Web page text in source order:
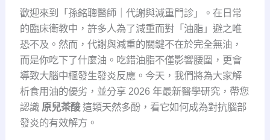
歡迎來到「孫銘聰醫師｜代謝與減重門診」。在日常
的臨床衛教中，許多人為了減重而對「油脂」避之唯
恐不及。然而，代謝與減重的關鍵不在於完全無油，
而是你吃下了什麼油。吃錯油脂不僅影響腰圍，更會
導致大腦中樞發生發炎反應。今天，我們將為大家解
析食用油的優劣，並分享 2026 年最新醫學研究，帶您
認識 原兒茶酸這類天然多酚，看它如何成為對抗腦部
發炎的有效解方。